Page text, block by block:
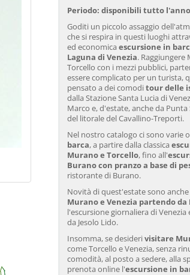
Periodo: disponibili tutto
Goditi un piccolo assaggio
che si respira in questi luoghi
ed economica escursione in
Laguna di Venezia. Raggiungere
Torcello con i mezzi pubblici,
essere complicato per un turista,
pensato a dei comoditour delle
dalla Stazione Santa Lucia di
Marco e, d'estate, anche da
del litorale del Cavallino-Treporti.
Nel nostro catalogo ci sono varie
barca, a partire dalla classica
Murano e Torcello, fino all'
Burano con pranzo a base di
ristorante di Burano.
Novità di quest'estate sono anche
Murano e Venezia partendo da
l'escursione giornaliera di Venezia
da Jesolo Lido.
Insomma, se desiderivisitare
come Torcello e Venezia, senza
comodità, al posto a sedere, alla
prenota online l'escursione in